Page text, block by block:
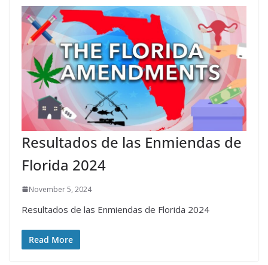
Resultados de las Enmiendas de
Florida 2024
November 5, 2024
Resultados de las Enmiendas de Florida 2024
Read More